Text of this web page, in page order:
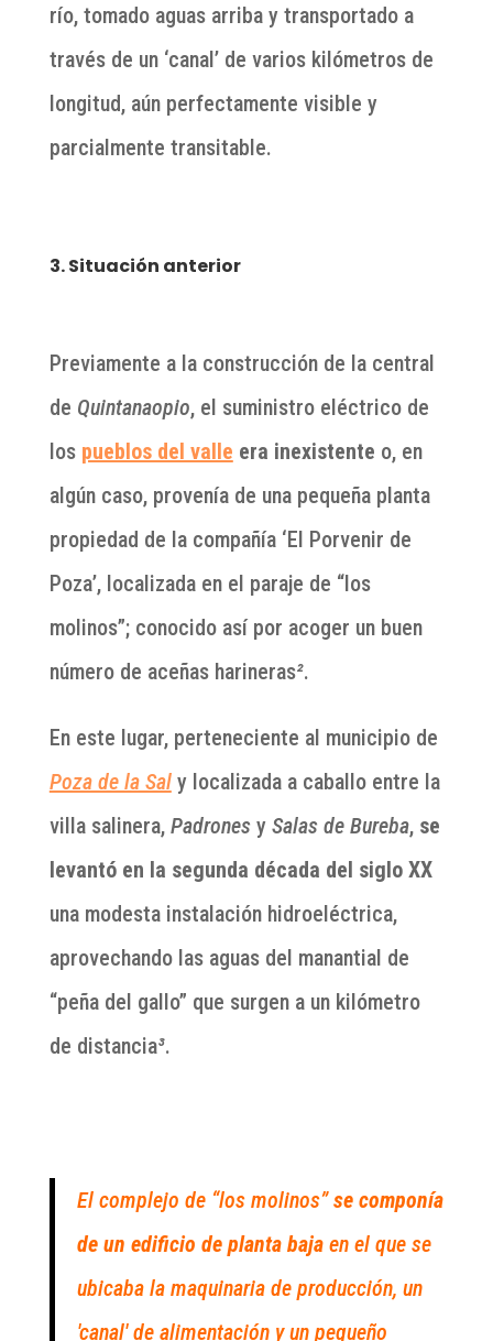
río, tomado aguas arriba y transportado a
través de un ‘canal’ de varios kilómetros de
longitud, aún perfectamente visible y
parcialmente transitable.
3. Situación anterior
Previamente a la construcción de la central
de Quintanaopio, el suministro eléctrico de
los pueblos del valle era inexistente o, en
algún caso, provenía de una pequeña planta
propiedad de la compañía ‘El Porvenir de
Poza’, localizada en el paraje de “los
molinos”; conocido así por acoger un buen
número de aceñas harineras².
En este lugar, perteneciente al municipio de
Poza de la Saly localizada a caballo entre la
villa salinera, Padronesy Salas de Bureba,se
levantó en la segunda década del siglo XX
una modesta instalación hidroeléctrica,
aprovechando las aguas del manantial de
“peña del gallo” que surgen a un kilómetro
de distancia³.
El complejo de “los molinos”se componía
de un edificio de planta bajaen el que se
ubicaba la maquinaria de producción, un
'canal' de alimentación y un pequeño